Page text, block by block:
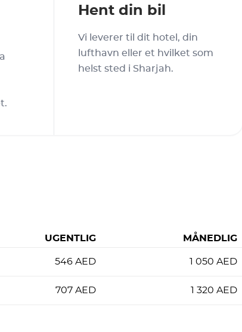
Hent din bil
Vi leverer til dit hotel, din
lufthavn eller et hvilket som
helst sted i Sharjah.
UGENTLIG MÅNEDLIG
546 AED 1 050 AED
707 AED 1 320 AED